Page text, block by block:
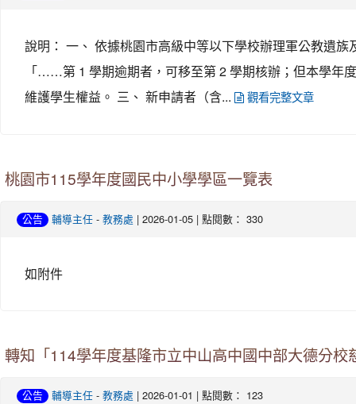
說明： 一、 依據桃園市高級中等以下學校辦理軍公教遺
「……第 1 學期逾期者，可移至第 2 學期核辦；但本學年
維護學生權益。 三、 新申請者（含...
觀看完整文章
桃園市115學年度國民中小學學區一覽表
公告 輔導主任 - 教務處 | 2026-01-05 | 點閱數： 330
如附件
轉知「114學年度基隆市立中山高中國中部大德分校
公告 輔導主任 - 教務處 | 2026-01-01 | 點閱數： 123